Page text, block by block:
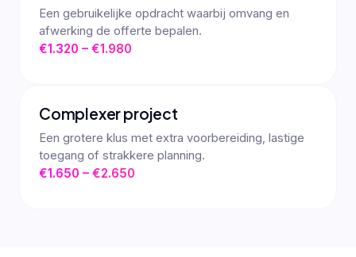
Een gebruikelijke opdracht waarbij omvang en
afwerking de offerte bepalen.
€1.320 – €1.980
Complexer project
Een grotere klus met extra voorbereiding, lastige
toegang of strakkere planning.
€1.650 – €2.650